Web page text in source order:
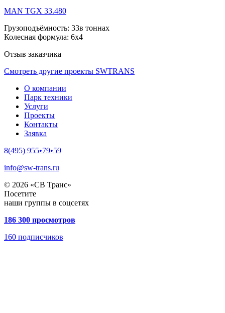
МAN ТGX 33.480
Грузоподъёмность: 33в тоннах
Колесная формула: 6х4
Отзыв заказчика
Смотреть другие проекты SWTRANS
О компании
Парк техники
Услуги
Проекты
Контакты
Заявка
8(495) 955•79•59
info@sw-trans.ru
© 2026 «СВ Транс»
Посетите
наши группы в соцсетях
186 300 просмотров
160 подписчиков